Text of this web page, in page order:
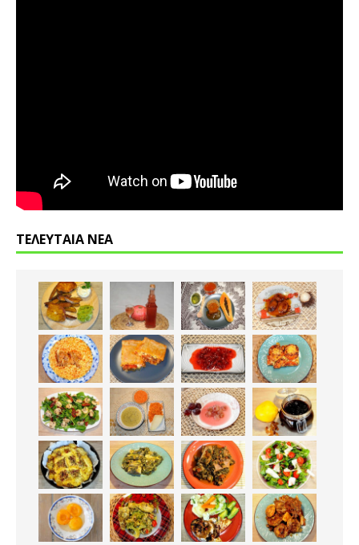
ΤΕΛΕΥΤΑΙΑ ΝΕΑ